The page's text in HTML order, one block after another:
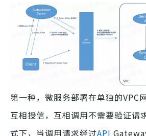
第一种，微服务部署在单独的VPC
互相授信，互相调用不需要验证请
式下，当调用请求经过API